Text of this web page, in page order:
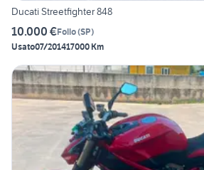
Ducati Streetfighter 848
10.000 €Follo(SP)
Usato07/201417000 Km